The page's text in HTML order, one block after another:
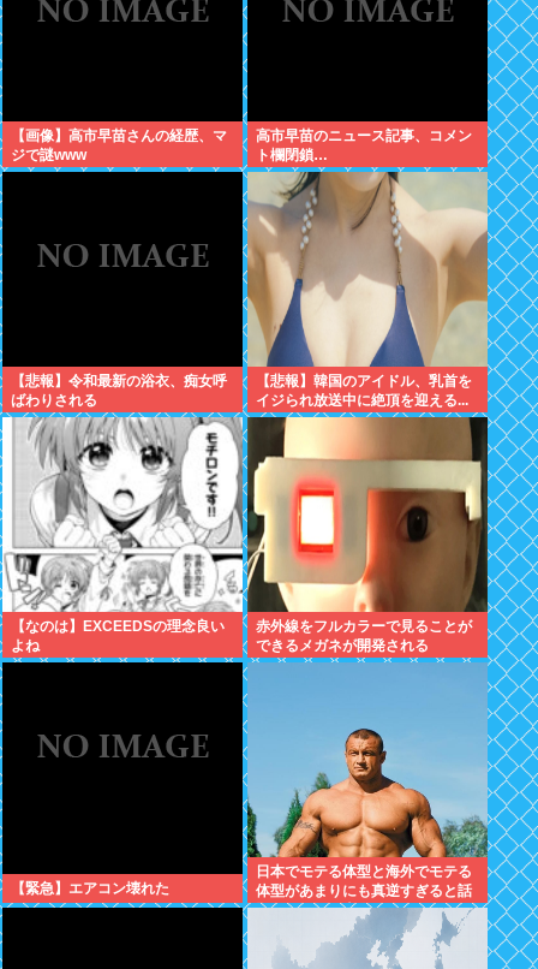
【画像】高市早苗さんの経歴、マ
ジで謎www
高市早苗のニュース記事、コメン
ト欄閉鎖…
【悲報】令和最新の浴衣、痴女呼
ばわりされる
【悲報】韓国のアイドル、乳首を
イジられ放送中に絶頂を迎える...
【なのは】EXCEEDSの理念良い
よね
赤外線をフルカラーで見ることが
できるメガネが開発される
【緊急】エアコン壊れた
日本でモテる体型と海外でモテる
体型があまりにも真逆すぎると話
題に。何故日本人はヒョロガリを